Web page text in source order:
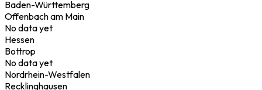
Baden-Württemberg
Offenbach am Main
No data yet
Hessen
Bottrop
No data yet
Nordrhein-Westfalen
Recklinghausen